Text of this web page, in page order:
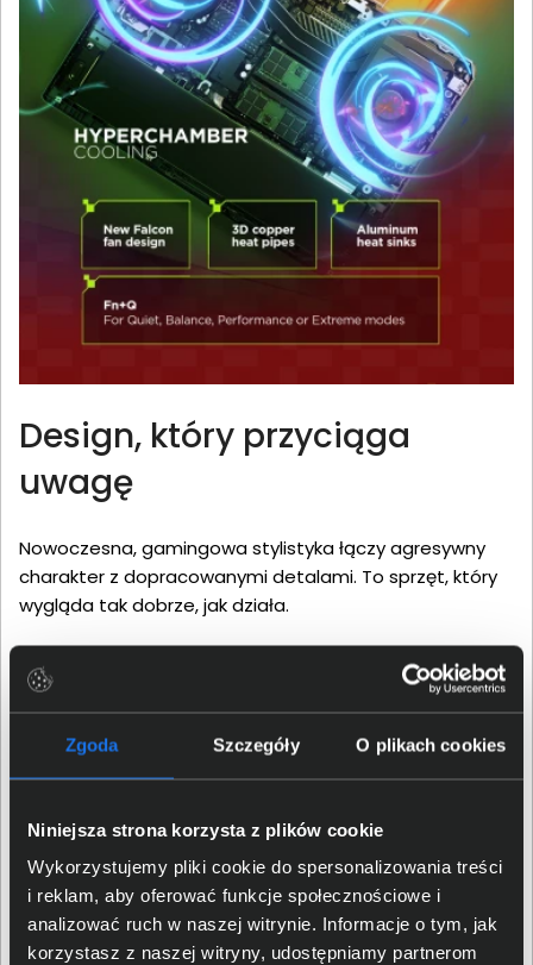
Zgoda Szczegóły O plikach cookies
Niniejsza strona korzysta z plików cookie
Wykorzystujemy pliki cookie do spersonalizowania treści
i reklam, aby oferować funkcje społecznościowe i
analizować ruch w naszej witrynie. Informacje o tym, jak
korzystasz z naszej witryny, udostępniamy partnerom
Design, który przyciąga
uwagę
Nowoczesna, gamingowa stylistyka łączy agresywny
charakter z dopracowanymi detalami. To sprzęt, który
wygląda tak dobrze, jak działa.